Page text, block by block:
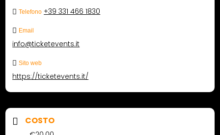
Telefono +39 331 466 1830
Email
info@ticketevents.it
Sito web
https://ticketevents.it/
COSTO